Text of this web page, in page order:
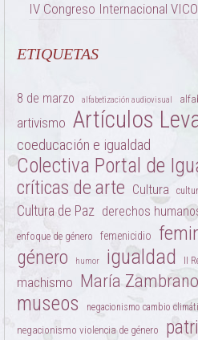
IV Congreso Internacional VICO
ETIQUETAS
8 de marzo alfabetización audiovisual
artivismo Artículos
coeducación e igualdad
Colectiva Portal de
críticas de arte Cultura
Cultura de Paz derechos
enfoque de género femenicidio
género humor igualdad II
machismo María Zambrano
museos negacionismo cambio
negacionismo violencia de género